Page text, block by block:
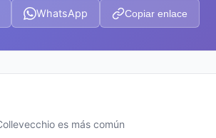
WhatsApp Copiar enlace
es más común